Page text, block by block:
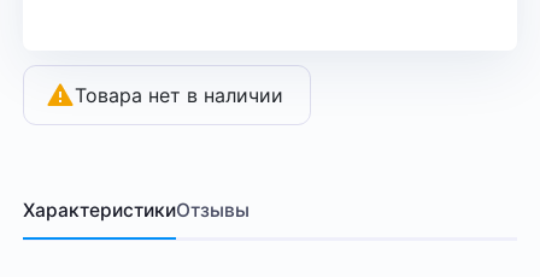
Товара нет в наличии
ХарактеристикиОтзывы